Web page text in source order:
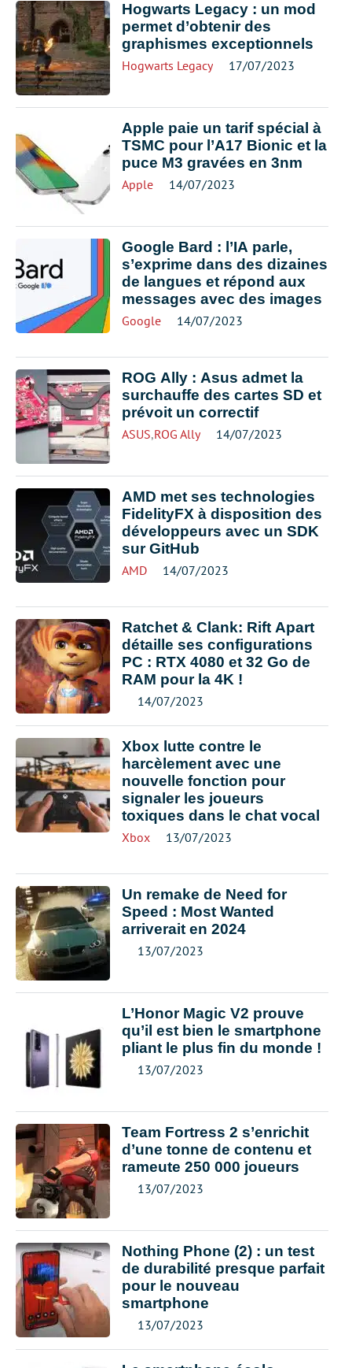
Hogwarts Legacy : un mod
permet d’obtenir des
graphismes exceptionnels
Hogwarts Legacy 17/07/2023
Apple paie un tarif spécial à
TSMC pour l’A17 Bionic et la
puce M3 gravées en 3nm
Apple 14/07/2023
Google Bard : l’IA parle,
s’exprime dans des dizaines
de langues et répond aux
messages avec des images
Google 14/07/2023
ROG Ally : Asus admet la
surchauffe des cartes SD et
prévoit un correctif
ASUS,ROG Ally 14/07/2023
AMD met ses technologies
FidelityFX à disposition des
développeurs avec un SDK
sur GitHub
AMD 14/07/2023
Ratchet & Clank: Rift Apart
détaille ses configurations
PC : RTX 4080 et 32 Go de
RAM pour la 4K !
14/07/2023
Xbox lutte contre le
harcèlement avec une
nouvelle fonction pour
signaler les joueurs
toxiques dans le chat vocal
Xbox 13/07/2023
Un remake de Need for
Speed : Most Wanted
arriverait en 2024
13/07/2023
L’Honor Magic V2 prouve
qu’il est bien le smartphone
pliant le plus fin du monde !
13/07/2023
Team Fortress 2 s’enrichit
d’une tonne de contenu et
rameute 250 000 joueurs
13/07/2023
Nothing Phone (2) : un test
de durabilité presque parfait
pour le nouveau
smartphone
13/07/2023